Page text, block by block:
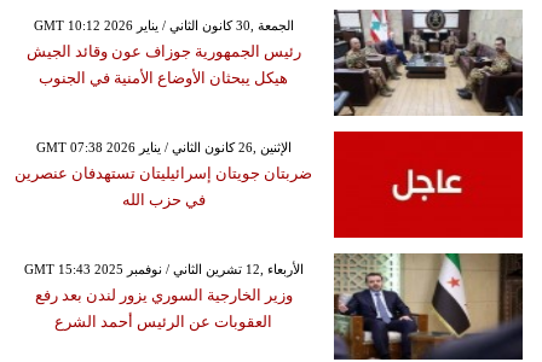
GMT 10:12 2026 الجمعة ,30 كانون الثاني / يناير
رئيس الجمهورية جوزاف عون وقائد الجيش
هيكل يبحثان الأوضاع الأمنية في الجنوب
GMT 07:38 2026 الإثنين ,26 كانون الثاني / يناير
ضربتان جويتان إسرائيليتان تستهدفان عنصرين
في حزب الله
GMT 15:43 2025 الأربعاء ,12 تشرين الثاني / نوفمبر
وزير الخارجية السوري يزور لندن بعد رفع
العقوبات عن الرئيس أحمد الشرع